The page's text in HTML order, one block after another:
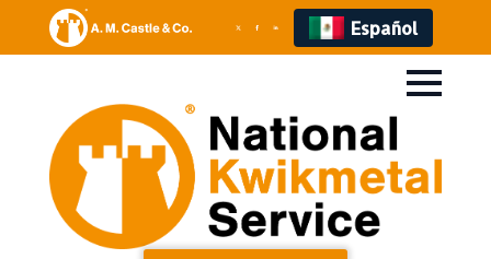
Español